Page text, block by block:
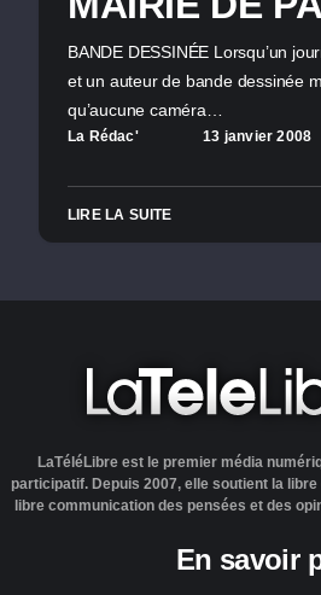
BANDE DESSINÉE Lorsqu’un
et un auteur de bande dessinée
qu’aucune caméra…
La Rédac' 13 janvier 2008
LIRE LA SUITE
LaTéléLibre est le premier média
participatif. Depuis 2007, elle soutient la
libre communication des pensées et des
En savoir